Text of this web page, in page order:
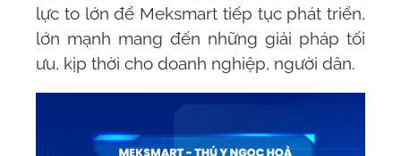
lực to lớn để Meksmart tiếp tục phát triển,
lớn mạnh mang đến những giải pháp tối
ưu, kịp thời cho doanh nghiệp, người dân.